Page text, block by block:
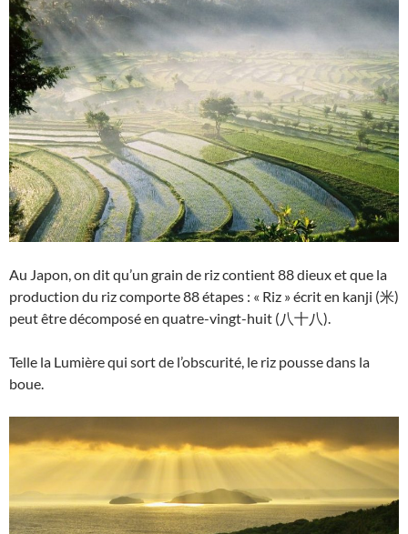
Au Japon, on dit qu’un grain de riz contient 88 dieux et que la
production du riz comporte 88 étapes : « Riz » écrit en kanji (米)
peut être décomposé en quatre-vingt-huit (八十八).
Telle la Lumière qui sort de l’obscurité, le riz pousse dans la
boue.